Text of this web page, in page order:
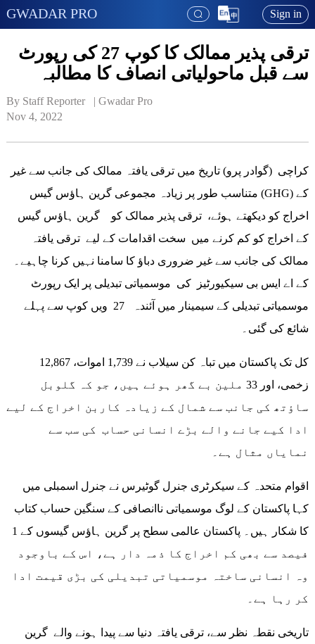
GWADAR PRO Sign in
ترقی پذیر ممالک کا کوپ 27 کی رپورٹ
سے قبل ماحولیاتی انصاف کا مطالبہ
By Staff Reporter   | Gwadar Pro
Nov 4, 2022
کراچی (گوادر پرو) تاریخ میں ترقی یافتہ ممالک کی جانب سے غیر
متناسب طور پر زیادہ مجموعی گرین ہاؤس گیس (GHG) کے
اخراج کو دیکھتے ہوئے، ترقی پذیر ممالک کو گرین ہاؤس گیس
کے اخراج کو کم کرنے میں سخت اقدامات کے لیے ترقی یافتہ
ممالک کی جانب سے غیر ضروری دباؤ کا سامنا نہیں کرنا چاہیے۔
کے اے ایس بی سیکیورٹیز کی موسمیاتی تبدیلی پر ایک رپورٹ
موسمیاتی تبدیلی کے سیمینار میں آئندہ 27 ویں کوپ سے پہلے
شائع کی گئی۔
کل تک پاکستان میں تباہ کن سیلاب نے 1,739 اموات، 12,867
زخمی، اور 33 ملین بے گھر ہوئے ہیں، جو کہ گلوبل
ساؤتھ کی جانب سے شمال کے زیادہ کاربن اخراج کے لیے
ادا کیے جانے والے بڑے انسانی حساب کی سب سے
نمایاں مثال ہے۔
کہا پاکستان کے لوگ موسمیاتی ناانصافی کے سنگین حساب کتاب
کا شکار ہیں۔ پاکستان عالمی سطح پر گرین ہاؤس گیسوں کے 1
فیصد سے بھی کم اخراج کا ذمہ دار ہے، اس کے باوجود
وہ انسانی ساختہ موسمیاتی تبدیلی کی بڑی قیمت ادا
کر رہا ہے۔
تاریخی نقطہ نظر سے، ترقی یافتہ دنیا سے پیدا ہونے والے گرین